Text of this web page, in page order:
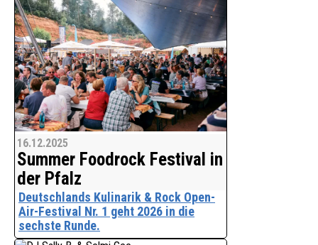
Mit "Ich glaub, ich bin ein Huhn!" liefern
DJ Sally B. & Selmi Gee einen klaren
Anwärter auf den nächsten Party- und
Malle-Kultsong. Der Titel verbindet
eingängigen Ballermann-/Party-
Schlager mit s
16.12.2025
Summer Foodrock Festival in
der Pfalz
Deutschlands Kulinarik & Rock Open-
Air-Festival Nr. 1 geht 2026 in die
sechste Runde.